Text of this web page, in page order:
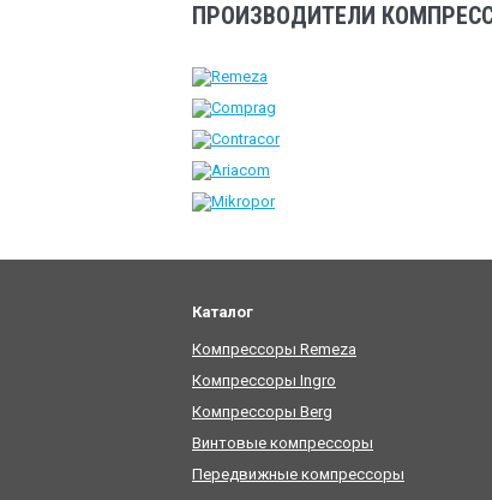
ПРОИЗВОДИТЕЛИ
Каталог
Компрессоры Remeza
Компрессоры Ingro
Компрессоры Berg
Винтовые компрессоры
Передвижные компрессоры